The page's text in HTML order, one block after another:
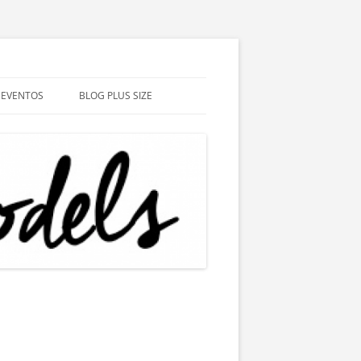
EVENTOS BLOG PLUS SIZE